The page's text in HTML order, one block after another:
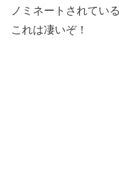
ノミネートされてい
これは凄いぞ！